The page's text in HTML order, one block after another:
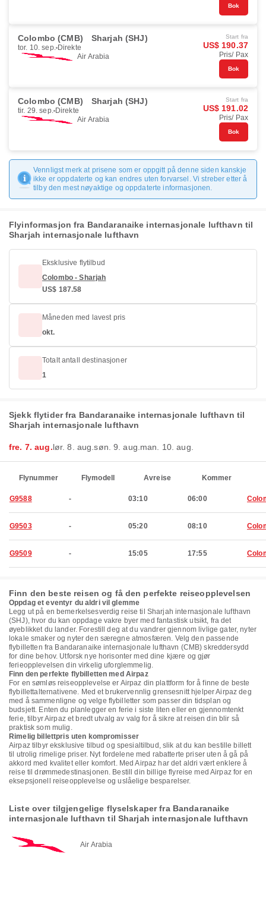
Bok
Colombo (CMB) Sharjah (SHJ)
tor. 10. sep. Direkte
Air Arabia
Start fra
US$ 190.37
Pris/ Pax
Bok
Colombo (CMB) Sharjah (SHJ)
tir. 29. sep. Direkte
Air Arabia
Start fra
US$ 191.02
Pris/ Pax
Bok
Vennligst merk at prisene som er oppgitt på denne siden kanskje
ikke er oppdaterte og kan endres uten forvarsel. Vi streber etter å
tilby den mest nøyaktige og oppdaterte informasjonen.
Flyinformasjon fra Bandaranaike internasjonale lufthavn til
Sharjah internasjonale lufthavn
Eksklusive flytilbud
Colombo - Sharjah
US$ 187.58
Måneden med lavest pris
okt.
Totalt antall destinasjoner
1
Sjekk flytider fra Bandaranaike internasjonale lufthavn til
Sharjah internasjonale lufthavn
fre. 7. aug.lør. 8. aug.søn. 9. aug. man. 10. aug.
Flynummer Flymodell Avreise Kommer
G9588 - 03:10 06:00
G9503 - 05:20 08:10
G9509 - 15:05 17:55
Finn den beste reisen og få den perfekte reiseopplevelsen
Oppdag et eventyr du aldri vil glemme
Legg ut på en bemerkelsesverdig reise til Sharjah internasjonale lufthavn
(SHJ), hvor du kan oppdage vakre byer med fantastisk utsikt, fra det
øyeblikket du lander. Forestill deg at du vandrer gjennom livlige gater, nyter
lokale smaker og nyter den særegne atmosfæren. Velg den passende
flybilletten fra Bandaranaike internasjonale lufthavn (CMB) skreddersydd
for dine behov. Utforsk nye horisonter med dine kjære og gjør
ferieopplevelsen din virkelig uforglemmelig.
Finn den perfekte flybilletten med Airpaz
For en sømløs reiseopplevelse er Airpaz din plattform for å finne de beste
flybillettalternativene. Med et brukervennlig grensesnitt hjelper Airpaz deg
med å sammenligne og velge flybilletter som passer din tidsplan og
budsjett. Enten du planlegger en ferie i siste liten eller en gjennomtenkt
ferie, tilbyr Airpaz et bredt utvalg av valg for å sikre at reisen din blir så
praktisk som mulig.
Rimelig billettpris uten kompromisser
Airpaz tilbyr eksklusive tilbud og spesialtilbud, slik at du kan bestille billett
til utrolig rimelige priser. Nyt fordelene med rabatterte priser uten å gå på
akkord med kvalitet eller komfort. Med Airpaz har det aldri vært enklere å
reise til drømmedestinasjonen. Bestill din billige flyreise med Airpaz for en
eksepsjonell reiseopplevelse og uslåelige besparelser.
Liste over tilgjengelige flyselskaper fra Bandaranaike
internasjonale lufthavn til Sharjah internasjonale lufthavn
Air Arabia